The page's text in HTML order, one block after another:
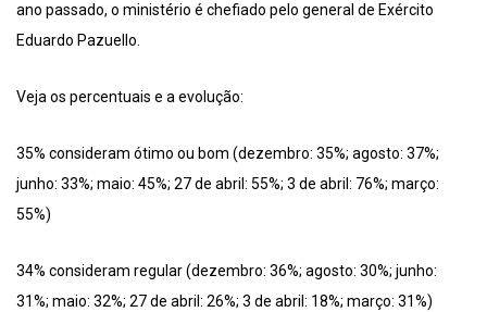
ano passado, o ministério é chefiado pelo general de Exército
Eduardo Pazuello.
Veja os percentuais e a evolução:
35% consideram ótimo ou bom (dezembro: 35%; agosto: 37%;
junho: 33%; maio: 45%; 27 de abril: 55%; 3 de abril: 76%; março:
55%)
34% consideram regular (dezembro: 36%; agosto: 30%; junho:
31%; maio: 32%; 27 de abril: 26%; 3 de abril: 18%; março: 31%)